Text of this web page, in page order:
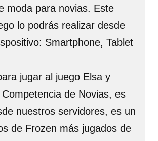
moda para novias. Este
lo podrás realizar desde
Smartphone, Tablet
jugar al juego Elsa y
de Novias, es
nuestros servidores, es un
de Frozen más jugados de